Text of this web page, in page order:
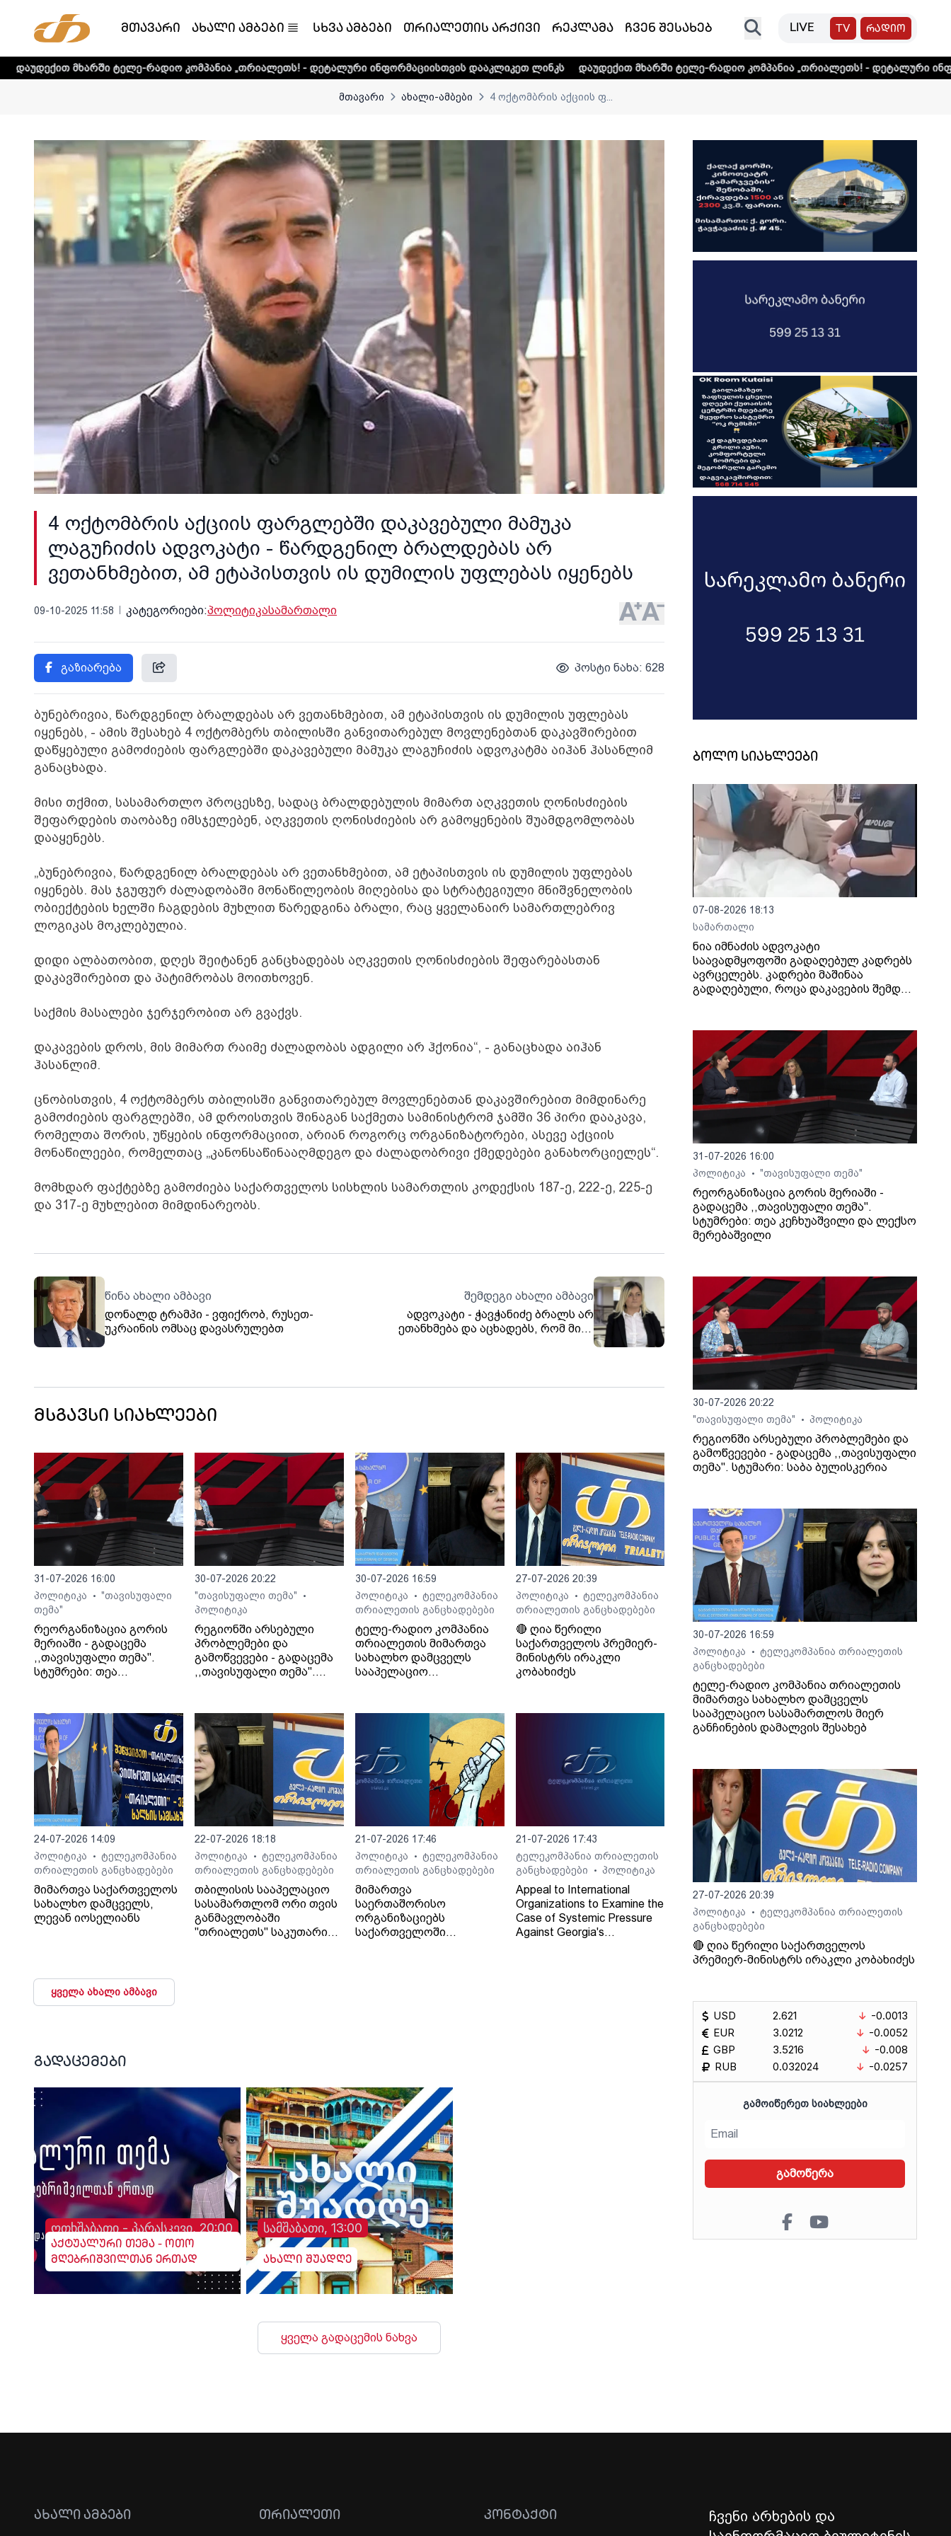
მთავარი ახალი ამბები სხვა ამბები თრიალეთის არქივი რეკლამა ჩვენ შესახებ LIVE TV რადიო
ტელე-რადიო კომპანია „თრიალეთს! - დეტალური ინფორმაციისთვის დააკლიკეთ ლინკს დაუდექით მხარში ტელე-რადიო კომპანია „თრიალეთს! - დეტალური ინფორმაციისთვის
მთავარი ახალი-ამბები 4 ოქტომბრის აქციის ფ...
4 ოქტომბრის აქციის ფარგლებში დაკავებული მამუკა
ლაგუჩიძის ადვოკატი - წარდგენილ ბრალდებას არ
ვეთანხმებით, ამ ეტაპისთვის ის დუმილის უფლებას იყენებს
09-10-2025 11:58 კატეგორიები:პოლიტიკასამართალი
გაზიარება პოსტი ნახა: 628
ბუნებრივია, წარდგენილ ბრალდებას არ ვეთანხმებით, ამ ეტაპისთვის ის დუმილის უფლებას
იყენებს, - ამის შესახებ 4 ოქტომბერს თბილისში განვითარებულ მოვლენებთან დაკავშირებით
დაწყებული გამოძიების ფარგლებში დაკავებული მამუკა ლაგუჩიძის ადვოკატმა აიჰან ჰასანლიმ
განაცხადა.
მისი თქმით, სასამართლო პროცესზე, სადაც ბრალდებულის მიმართ აღკვეთის ღონისძიების
შეფარდების თაობაზე იმსჯელებენ, აღკვეთის ღონისძიების არ გამოყენების შუამდგომლობას
დააყენებს.
„ბუნებრივია, წარდგენილ ბრალდებას არ ვეთანხმებით, ამ ეტაპისთვის ის დუმილის უფლებას
იყენებს. მას ჯგუფურ ძალადობაში მონაწილეობის მიღებისა და სტრატეგიული მნიშვნელობის
ობიექტების ხელში ჩაგდების მუხლით წარედგინა ბრალი, რაც ყველანაირ სამართლებრივ
ლოგიკას მოკლებულია.
დიდი ალბათობით, დღეს შეიტანენ განცხადებას აღკვეთის ღონისძიების შეფარებასთან
დაკავშირებით და პატიმრობას მოითხოვენ.
საქმის მასალები ჯერჯერობით არ გვაქვს.
დაკავების დროს, მის მიმართ რაიმე ძალადობას ადგილი არ ჰქონია“, - განაცხადა აიჰან
ჰასანლიმ.
ცნობისთვის, 4 ოქტომბერს თბილისში განვითარებულ მოვლენებთან დაკავშირებით მიმდინარე
გამოძიების ფარგლებში, ამ დროისთვის შინაგან საქმეთა სამინისტრომ ჯამში 36 პირი დააკავა,
რომელთა შორის, უწყების ინფორმაციით, არიან როგორც ორგანიზატორები, ასევე აქციის
მონაწილეები, რომელთაც „კანონსაწინააღმდეგო და ძალადობრივი ქმედებები განახორციელეს“.
მომხდარ ფაქტებზე გამოძიება საქართველოს სისხლის სამართლის კოდექსის 187-ე, 222-ე, 225-ე
და 317-ე მუხლებით მიმდინარეობს.
წინა ახალი ამბავი
დონალდ ტრამპი - ვფიქრობ, რუსეთ-
უკრაინის ომსაც დავასრულებთ
შემდეგი ახალი ამბავი
ადვოკატი - ჭავჭანიძე ბრალს არ
ეთანხმება და აცხადებს, რომ მისი
მხრიდან არანაირ ძალადობას ადგილი არ
მსგავსი სიახლეები
31-07-2026 16:00
პოლიტიკა
• "თავისუფალი
თემა"
რეორგანიზაცია გორის
მერიაში - გადაცემა
,,თავისუფალი თემა".
სტუმრები: თეა
30-07-2026 20:22
"თავისუფალი თემა"
•
პოლიტიკა
რეგიონში არსებული
პრობლემები და
გამოწვევები - გადაცემა
,,თავისუფალი თემა".
30-07-2026 16:59
პოლიტიკა
• ტელეკომპანია
თრიალეთის განცხადებები
ტელე-რადიო კომპანია
თრიალეთის მიმართვა
სახალხო დამცველს
სააპელაციო
შესახებ
27-07-2026 20:39
პოლიტიკა
• ტელეკომპანია
თრიალეთის განცხადებები
🔴 ღია წერილი
საქართველოს პრემიერ-
მინისტრს ირაკლი
კობახიძეს
24-07-2026 14:09
პოლიტიკა
• ტელეკომპანია
თრიალეთის განცხადებები
მიმართვა საქართველოს
სახალხო დამცველს,
ლევან იოსელიანს
22-07-2026 18:18
პოლიტიკა
• ტელეკომპანია
თრიალეთის განცხადებები
თბილისის სააპელაციო
სასამართლომ ორი თვის
განმავლობაში
"თრიალეთს" საკუთარი
21-07-2026 17:46
პოლიტიკა
• ტელეკომპანია
თრიალეთის განცხადებები
მიმართვა
საერთაშორისო
ორგანიზაციებს
საქართველოში
21-07-2026 17:43
ტელეკომპანია თრიალეთის
განცხადებები
• პოლიტიკა
Appeal to International
Organizations to Examine the
Case of Systemic Pressure
Against Georgia's
ყველა ახალი ამბავი
გადაცემები
ოთხშაბათი - პარასკევი, 20:00
აქტუალური თემა - ოთო
მღებრიშვილთან ერთად
სამშაბათი, 13:00
ახალი შუადღე
ყველა გადაცემის ნახვა
ბოლო სიახლეები
07-08-2026 18:13
სამართალი
ნია იმნაძის ადვოკატი
საავადმყოფოში გადაღებულ კადრებს
ავრცელებს. კადრები მაშინაა
გადაღებული, როცა დაკავების შემდეგ
31-07-2026 16:00
პოლიტიკა
• "თავისუფალი თემა"
რეორგანიზაცია გორის მერიაში -
გადაცემა ,,თავისუფალი თემა".
სტუმრები: თეა კეჩხუაშვილი და ლექსო
მერებაშვილი
30-07-2026 20:22
"თავისუფალი თემა"
• პოლიტიკა
რეგიონში არსებული პრობლემები და
გამოწვევები - გადაცემა ,,თავისუფალი
თემა". სტუმარი: საბა ბულისკერია
30-07-2026 16:59
პოლიტიკა
•
ტელეკომპანია თრიალეთის
განცხადებები
ტელე-რადიო კომპანია თრიალეთის
მიმართვა სახალხო დამცველს
სააპელაციო სასამართლოს მიერ
განჩინების დამალვის შესახებ
27-07-2026 20:39
პოლიტიკა
•
ტელეკომპანია თრიალეთის
განცხადებები
🔴 ღია წერილი საქართველოს
პრემიერ-მინისტრს ირაკლი კობახიძეს
USD
EUR
GBP
RUB
2.621
3.0212
3.5216
0.032024
-0.0013
-0.0052
-0.008
-0.0257
ᲒᲐᲛᲝᲘᲬᲔᲠᲔᲗ ᲡᲘᲐᲮᲚᲔᲔᲑᲘ
გამოწერა
ᲐᲮᲐᲚᲘ ᲐᲛᲑᲔᲑᲘ ᲗᲠᲘᲐᲚᲔᲗᲘ ᲙᲝᲜᲢᲐᲥᲢᲘ
ჩვენი არხების და